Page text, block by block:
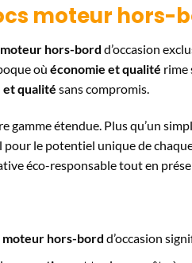
moteur hors-
hors-bord d’occasion
où économie et qualité rime
et qualité sans compromis.
étendue. Plus qu’un
le potentiel unique de
éco-responsable tout en
moteur hors-bord d’occasion